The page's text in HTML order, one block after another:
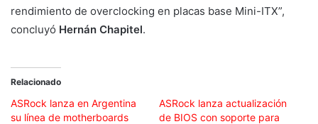
rendimiento de overclocking en placas base Mini-ITX”,
concluyó Hernán Chapitel.
Relacionado
ASRock lanza en Argentina
su línea de motherboards
ASRock lanza actualización
de BIOS con soporte para